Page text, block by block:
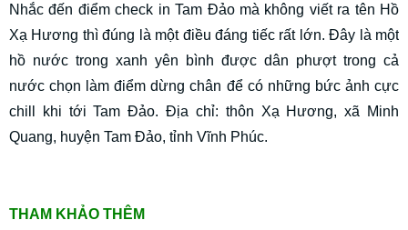
Nhắc đến điểm check in Tam Đảo mà không viết ra tên Hồ
Xạ Hương thì đúng là một điều đáng tiếc rất lớn. Đây là một
hồ nước trong xanh yên bình được dân phượt trong cả
nước chọn làm điểm dừng chân để có những bức ảnh cực
chill khi tới Tam Đảo. Địa chỉ: thôn Xạ Hương, xã Minh
Quang, huyện Tam Đảo, tỉnh Vĩnh Phúc.
THAM KHẢO THÊM